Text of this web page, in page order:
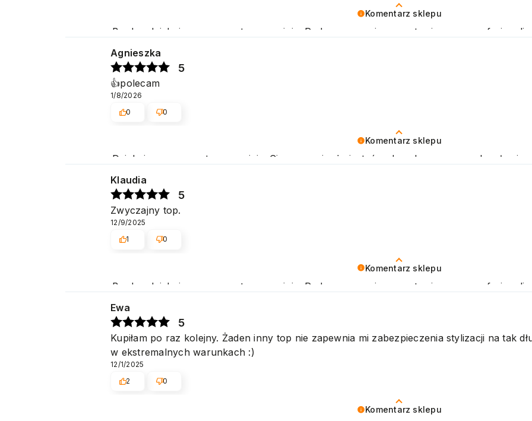
Komentarz sklepu
Bardzo dziękujemy za pozytywną opinię. Podczas naszej pracy stawiamy na
Komentarz sklepu
Dziękujemy za pozytywną opinię. Cieszymy się, że jesteś zadowolony z naszych usług i
zakupów w naszym sklepie. Pozdrawiamy
Agnieszka
5
👍️polecam
1/8/2026
0
0
Komentarz sklepu
Bardzo dziękujemy za pozytywną opinię. Podczas naszej pracy stawiamy na
Klaudia
5
Zwyczajny top.
12/9/2025
1
0
Komentarz sklepu
Ewa
5
Kupiłam po raz kolejny. Żaden inny top nie zapewnia mi zabezpieczenia stylizacji na tak
w ekstremalnych warunkach :)
12/1/2025
2
0